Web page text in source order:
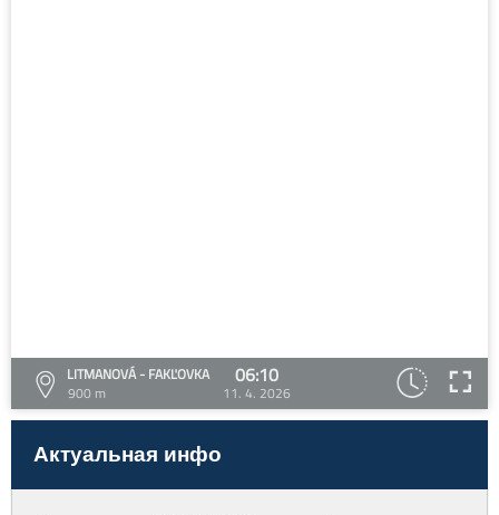
LITMANOVÁ - FAKĽOVKA
900 m
06:10
11. 4. 2026
Актуальная инфо